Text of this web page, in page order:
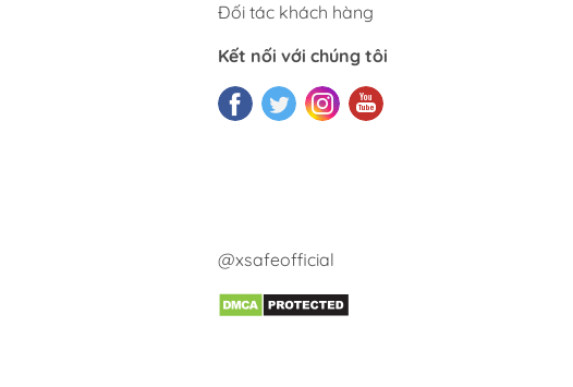
Đối tác khách hàng
Kết nối với chúng tôi
@xsafeofficial